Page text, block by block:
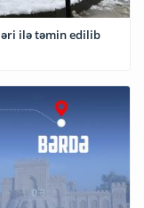
ilə təmin edilib